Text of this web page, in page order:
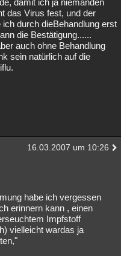
damit ich ja niemanden
das Virus fest, und der
durch dieBehandlung erst
die Bestätigung......
auch ohne Behandlung
sein natürlich auf die
16.03.2007 um 10:26
habe ich vergessen
erinnern kann , einen
Impfstoff
vielleicht wardas ja